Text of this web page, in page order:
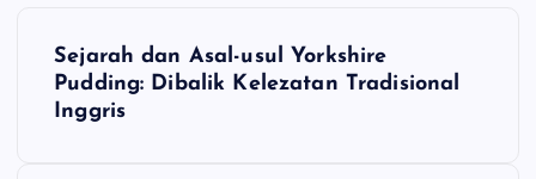
NSejarah dan Asal-usul Yorkshire
Pudding: Dibalik Kelezatan Tradisional
Inggris